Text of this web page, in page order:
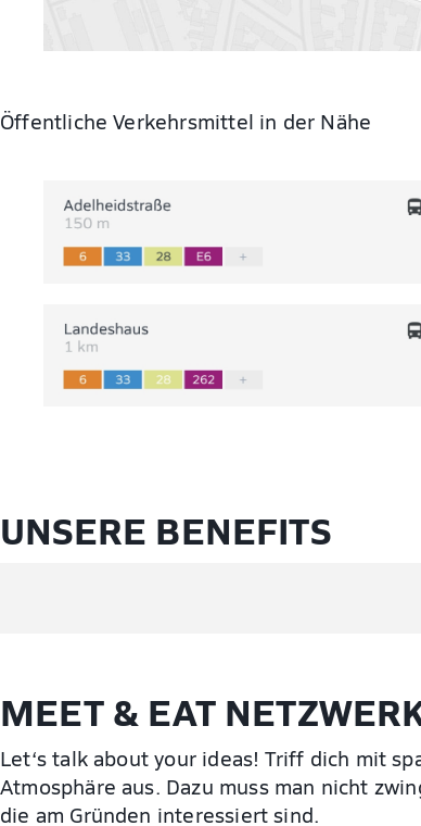
Öffentliche Verkehrsmittel in der Nähe
UNSERE BENEFITS
MEET & EAT
Let‘s talk about your ideas! Triff dich mit
Atmosphäre aus. Dazu muss man nicht
die am Gründen interessiert sind.